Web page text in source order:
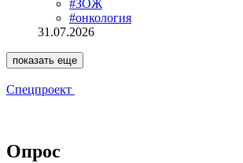
#ЗОЖ
#онкология
31.07.2026
показать еще
Спецпроект
Опрос